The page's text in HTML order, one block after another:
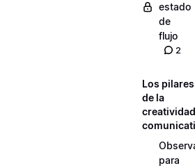
estado
de
flujo
2
Los pilares
de la
creatividad
para